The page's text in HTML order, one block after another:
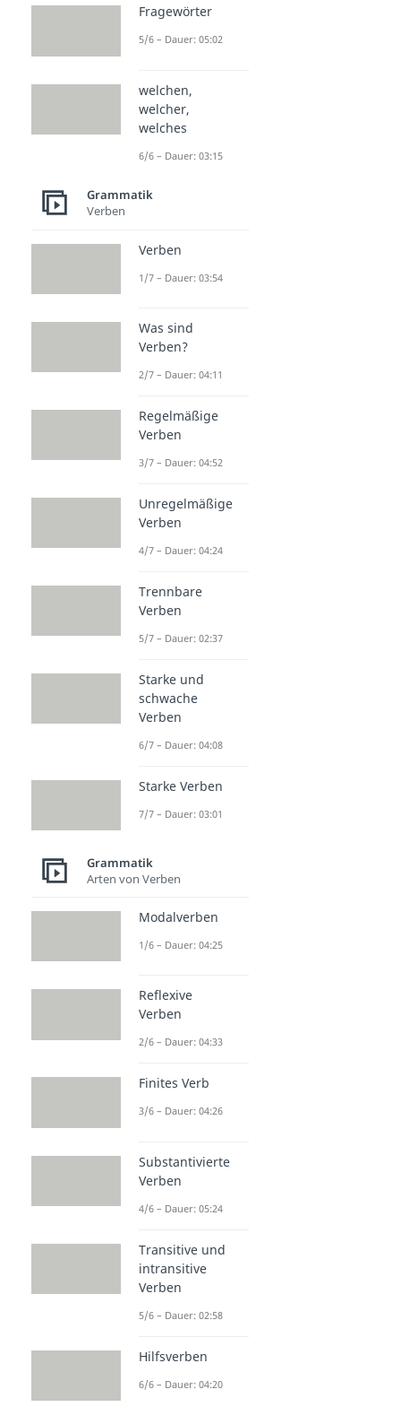
Fragewörter
5/6 – Dauer: 05:02
welchen,
welcher,
welches
6/6 – Dauer: 03:15
Grammatik
Verben
Verben
1/7 – Dauer: 03:54
Was sind
Verben?
2/7 – Dauer: 04:11
Regelmäßige
Verben
3/7 – Dauer: 04:52
Unregelmäßige
Verben
4/7 – Dauer: 04:24
Trennbare
Verben
5/7 – Dauer: 02:37
Starke und
schwache
Verben
6/7 – Dauer: 04:08
Starke Verben
7/7 – Dauer: 03:01
Grammatik
Arten von Verben
Modalverben
1/6 – Dauer: 04:25
Reflexive
Verben
2/6 – Dauer: 04:33
Finites Verb
3/6 – Dauer: 04:26
Substantivierte
Verben
4/6 – Dauer: 05:24
Transitive und
intransitive
Verben
5/6 – Dauer: 02:58
Hilfsverben
6/6 – Dauer: 04:20